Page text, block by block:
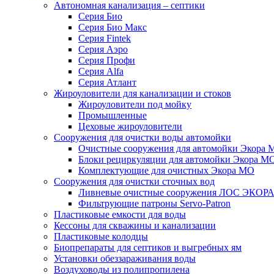
Автономная канализация – септики
Серия Био
Серия Био Макс
Серия Fintek
Серия Аэро
Серия Профи
Серия Alfa
Серия Атлант
Жироуловители для канализации и стоков
Жироуловители под мойку
Промышленные
Цеховые жироуловители
Сооружения для очистки воды автомойки
Очистные сооружения для автомойки Экора
Блоки рециркуляции для автомойки Экора
Комплектующие для очистных Экора МО
Сооружения для очистки сточных вод
Ливневые очистные сооружения ЛОС ЭКОРА
Фильтрующие патроны Servo-Patron
Пластиковые емкости для воды
Кессоны для скважины и канализации
Пластиковые колодцы
Биопрепараты для септиков и выгребных ям
Установки обеззараживания воды
Воздуховоды из полипропилена